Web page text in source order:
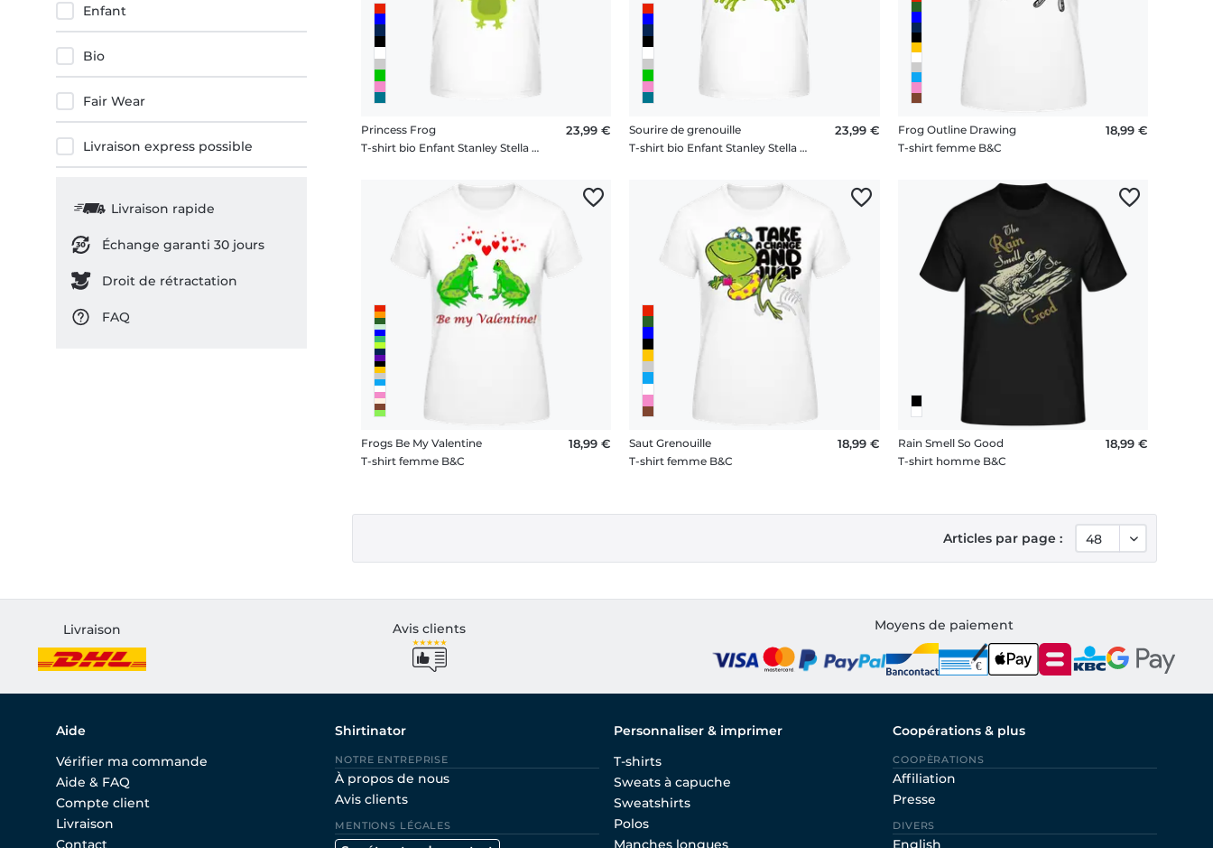
Enfant
Bio
Fair Wear
Livraison express possible
Livraison rapide
Échange garanti 30 jours
Droit de rétractation
FAQ
Princess Frog
T-shirt bio Enfant Stanley Stella 2.0
23,99 €
Sourire de grenouille
T-shirt bio Enfant Stanley Stella 2.0
23,99 €
Frog Outline Drawing
T-shirt femme B&C
18,99 €
Frogs Be My Valentine
T-shirt femme B&C
18,99 €
Saut Grenouille
T-shirt femme B&C
18,99 €
Rain Smell So Good
T-shirt homme B&C
18,99 €
Articles par page :
Livraison Avis clients Moyens de paiement
Aide
Vérifier ma commande
Aide & FAQ
Compte client
Livraison
Contact
Shirtinator
NOTRE ENTREPRISE
À propos de nous
Avis clients
MENTIONS LÉGALES
Personnaliser & imprimer
T-shirts
Sweats à capuche
Sweatshirts
Polos
Manches longues
Coopérations & plus
COOPÈRATIONS
Affiliation
Presse
DIVERS
English